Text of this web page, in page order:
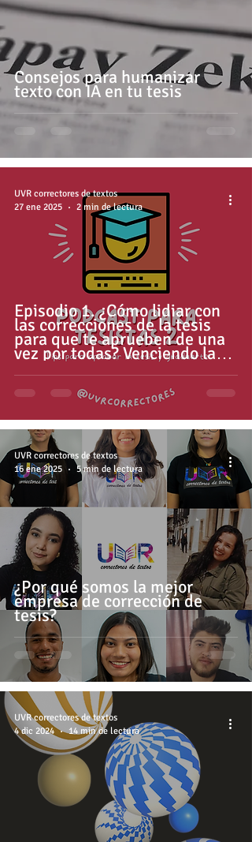
Consejos para humanizar
texto con IA en tu tesis
Episodio 1. ¿Cómo lidiar con
las correcciones de la tesis
para que te aprueben de una
vez por todas? Venciendo la
procrastinación
UVR correctores de textos
27 ene 2025
2 min de lectura
¿Por qué somos la mejor
empresa de corrección de
tesis?
UVR correctores de textos
16 ene 2025
5 min de lectura
UVR correctores de textos
4 dic 2024
14 min de lectura